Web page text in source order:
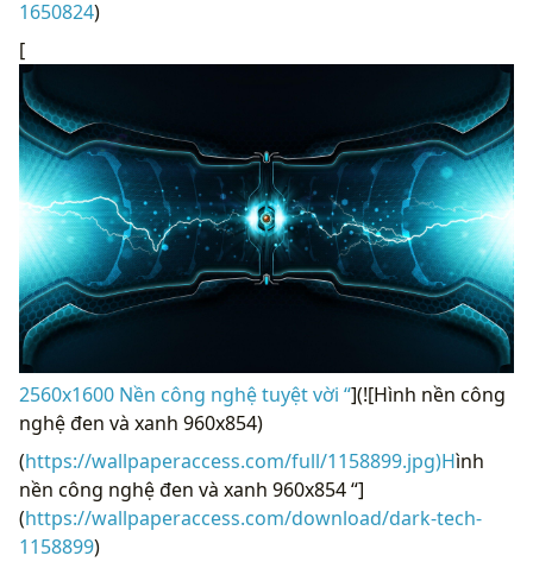
1650824)
[
2560x1600 Nền công nghệ tuyệt vời “](![Hình nền công
nghệ đen và xanh 960x854)
(https://wallpaperaccess.com/full/1158899.jpg)Hình
nền công nghệ đen và xanh 960x854 “]
(https://wallpaperaccess.com/download/dark-tech-
1158899)